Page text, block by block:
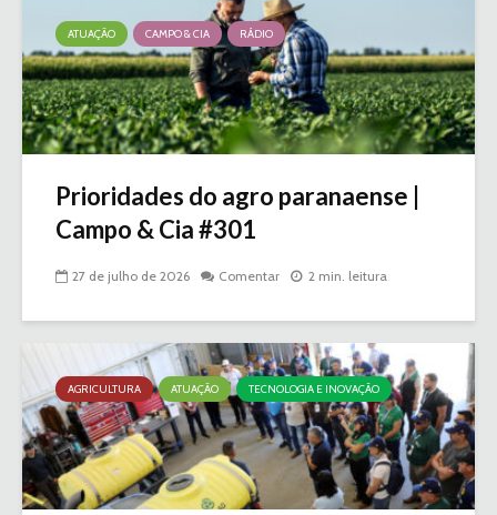
ATUAÇÃO CAMPO & CIA RÁDIO
Prioridades do agro paranaense |
Campo & Cia #301
27 de julho de 2026 Comentar 2 min. leitura
AGRICULTURA ATUAÇÃO TECNOLOGIA E INOVAÇÃO